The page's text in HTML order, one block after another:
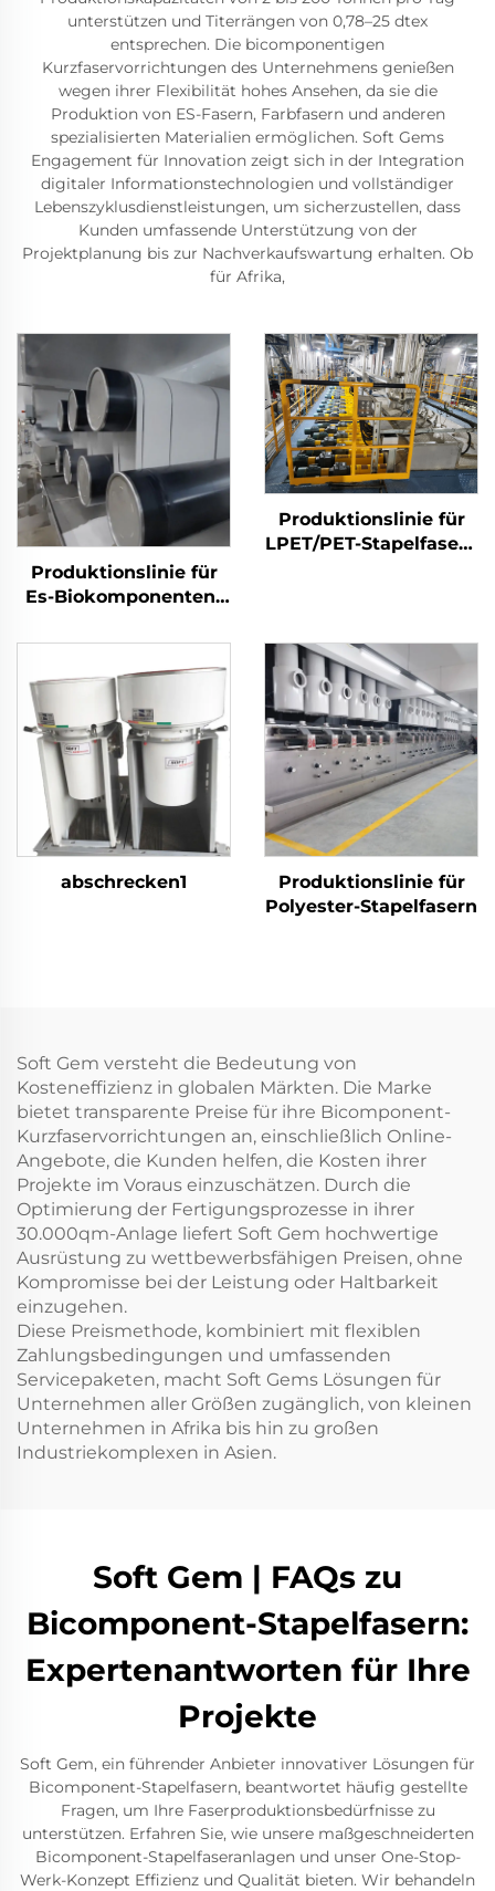
unterstützen und Titerrängen von 0,78–25 dtex
entsprechen. Die bicomponentigen
Kurzfaservorrichtungen des Unternehmens genießen
wegen ihrer Flexibilität hohes Ansehen, da sie die
Produktion von ES-Fasern, Farbfasern und anderen
spezialisierten Materialien ermöglichen. Soft Gems
Engagement für Innovation zeigt sich in der Integration
digitaler Informationstechnologien und vollständiger
Lebenszyklusdienstleistungen, um sicherzustellen, dass
Kunden umfassende Unterstützung von der
Projektplanung bis zur Nachverkaufswartung erhalten. Ob
für Afrika,
Produktionslinie für
Es-Biokomponenten-
Produktionslinie für
LPET/PET-Stapelfasern
Herstellung von
Verbundstapelfasern
abschrecken1
Produktionslinie für
Polyester-Stapelfasern
Soft Gem versteht die Bedeutung von
Kosteneffizienz in globalen Märkten. Die Marke
bietet transparente Preise für ihre Bicomponent-
Kurzfaservorrichtungen an, einschließlich Online-
Angebote, die Kunden helfen, die Kosten ihrer
Projekte im Voraus einzuschätzen. Durch die
Optimierung der Fertigungsprozesse in ihrer
30.000qm-Anlage liefert Soft Gem hochwertige
Ausrüstung zu wettbewerbsfähigen Preisen, ohne
Kompromisse bei der Leistung oder Haltbarkeit
einzugehen.
Diese Preismethode, kombiniert mit flexiblen
Zahlungsbedingungen und umfassenden
Servicepaketen, macht Soft Gems Lösungen für
Unternehmen aller Größen zugänglich, von kleinen
Unternehmen in Afrika bis hin zu großen
Industriekomplexen in Asien.
Soft Gem | FAQs zu
Bicomponent-Stapelfasern:
Expertenantworten für Ihre
Projekte
Soft Gem, ein führender Anbieter innovativer Lösungen für
Bicomponent-Stapelfasern, beantwortet häufig gestellte
Fragen, um Ihre Faserproduktionsbedürfnisse zu
unterstützen. Erfahren Sie, wie unsere maßgeschneiderten
Bicomponent-Stapelfaseranlagen und unser One-Stop-
Werk-Konzept Effizienz und Qualität bieten. Wir behandeln